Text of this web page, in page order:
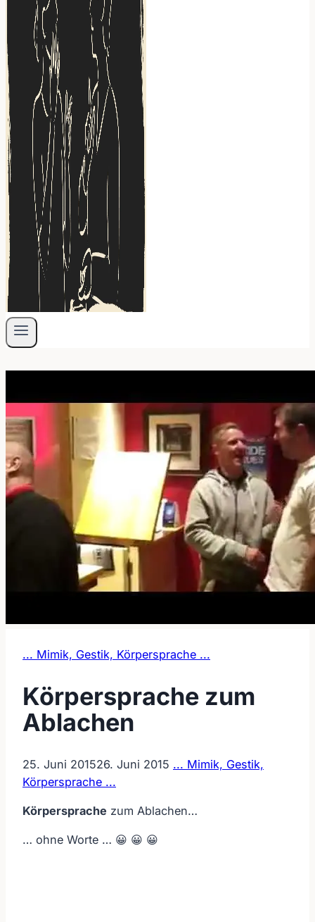
... Mimik, Gestik, Körpersprache ...
Körpersprache zum
Ablachen
25. Juni 201526. Juni 2015 ... Mimik, Gestik,
Körpersprache ...
Körpersprache zum Ablachen…
… ohne Worte … 😀 😀 😀